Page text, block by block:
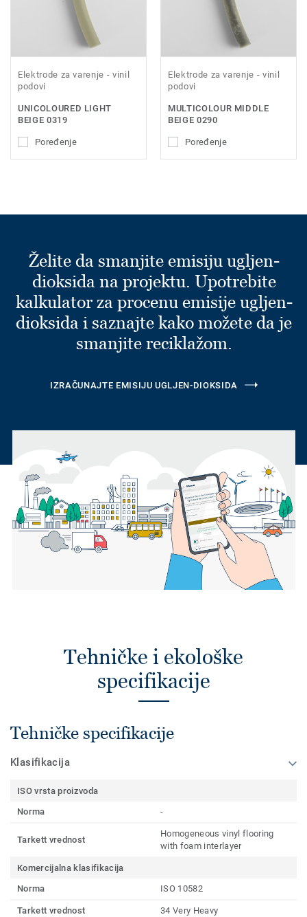
Elektrode za varenje - vinil
podovi
UNICOLOURED LIGHT
BEIGE 0319
Poređenje
Elektrode za varenje - vinil
podovi
MULTICOLOUR MIDDLE
BEIGE 0290
Poređenje
Želite da smanjite emisiju ugljen-
dioksida na projektu. Upotrebite
kalkulator za procenu emisije ugljen-
dioksida i saznajte kako možete da je
smanjite reciklažom.
IZRAČUNAJTE EMISIJU UGLJEN-DIOKSIDA
Tehničke i ekološke
specifikacije
Tehničke specifikacije
Klasifikacija
ISO vrsta proizvoda
Norma
-
Tarkett vrednost
Homogeneous vinyl flooring
with foam interlayer
Komercijalna klasifikacija
Norma
ISO 10582
Tarkett vrednost 34 Very Heavy